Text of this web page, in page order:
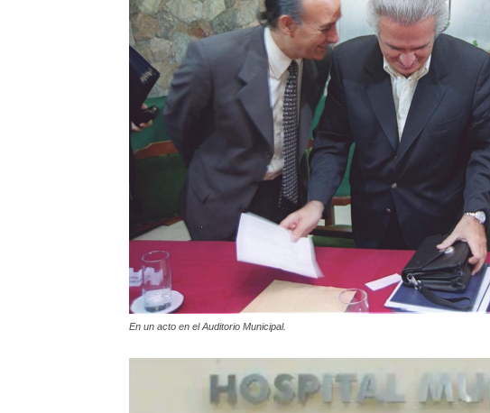
En un acto en el Auditorio Municipal.